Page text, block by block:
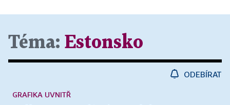
Téma: Estonsko
ODEBÍRAT
GRAFIKA UVNITŘ